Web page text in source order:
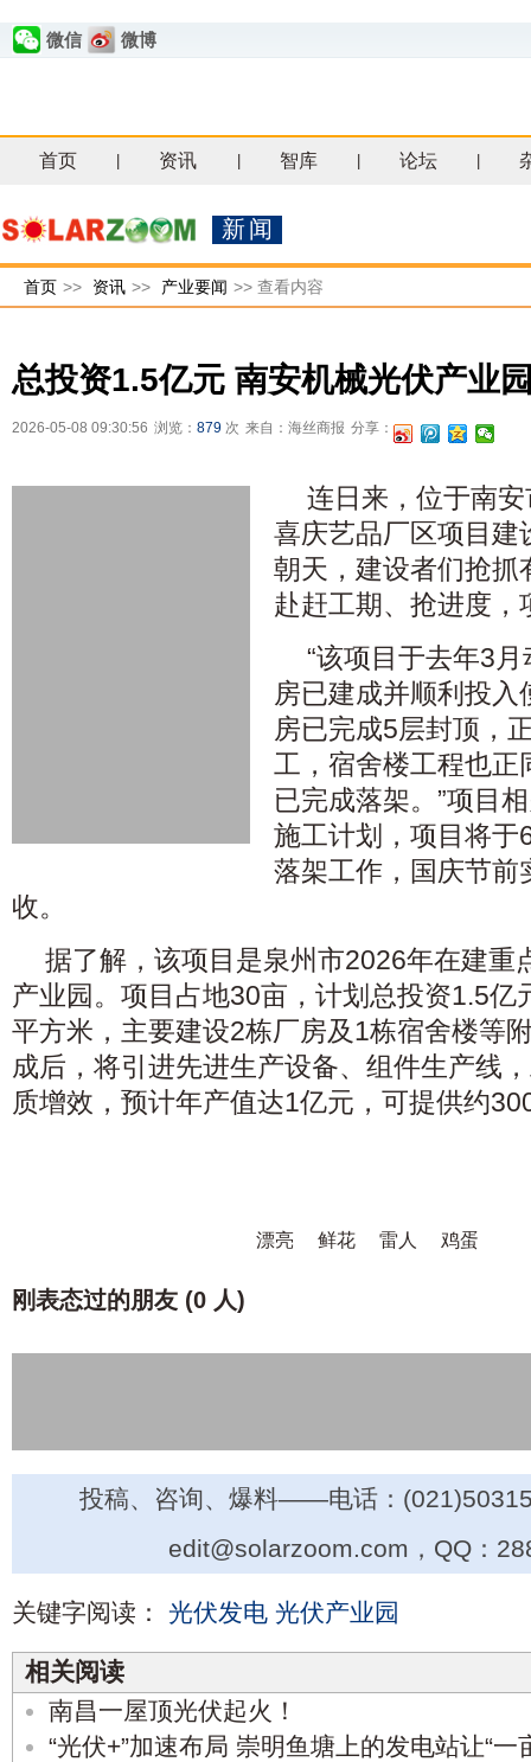
微信 微博
首页 资讯 智库 论坛
新闻
首页 >> 资讯 >> 产业要闻 >> 查看内容
总投资1.5亿元 南安机械光伏产业
2026-05-08 09:30:56 浏览： 879 次 来自：海丝商报 分享：
连日来，位于南
喜庆艺品厂区项目建
朝天，建设者们抢抓
赴赶工期、抢进度，
“该项目于去年3
房已建成并顺利投
房已完成5层封顶，
工，宿舍楼工程也正
已完成落架。”项目
施工计划，项目将于
落架工作，国庆节前
收。
据了解，该项目是泉州市2026年在建重
产业园。项目占地30亩，计划总投资1.5亿
平方米，主要建设2栋厂房及1栋宿舍楼等
成后，将引进先进生产设备、组件生产线
质增效，预计年产值达1亿元，可提供约
漂亮 鲜花 雷人 鸡蛋
刚表态过的朋友 (0 人)
投稿、咨询、爆料——电话：
edit@solarzoom.com，QQ：
关键字阅读： 光伏发电 光伏产业园
相关阅读
南昌一屋顶光伏起火！
“光伏+”加速布局 崇明鱼塘上的发电站让“